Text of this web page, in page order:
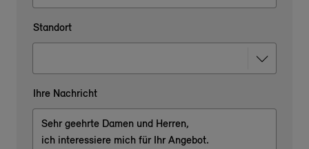
Standort
Ihre Nachricht